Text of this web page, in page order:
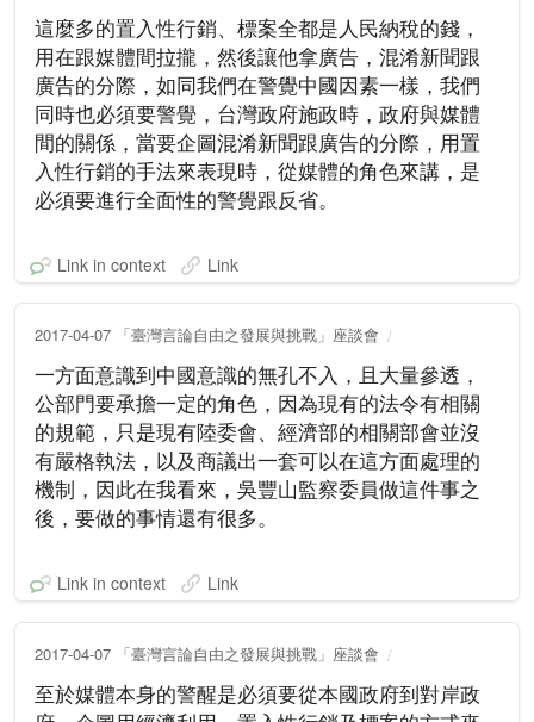
這麼多的置入性行銷、標案全都是人民納稅的錢，
用在跟媒體間拉攏，然後讓他拿廣告，混淆新聞跟
廣告的分際，如同我們在警覺中國因素一樣，我們
同時也必須要警覺，台灣政府施政時，政府與媒體
間的關係，當要企圖混淆新聞跟廣告的分際，用置
入性行銷的手法來表現時，從媒體的角色來講，是
必須要進行全面性的警覺跟反省。
Link in context Link
2017-04-07 「臺灣言論自由之發展與挑戰」座談會
一方面意識到中國意識的無孔不入，且大量參透，
公部門要承擔一定的角色，因為現有的法令有相關
的規範，只是現有陸委會、經濟部的相關部會並沒
有嚴格執法，以及商議出一套可以在這方面處理的
機制，因此在我看來，吳豐山監察委員做這件事之
後，要做的事情還有很多。
Link in context Link
2017-04-07 「臺灣言論自由之發展與挑戰」座談會
至於媒體本身的警醒是必須要從本國政府到對岸政